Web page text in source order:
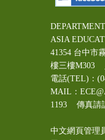
ASIA
41354 台中
樓三樓M303
電話(TEL)：
MAIL：
1193 傳真請
中文網頁管理